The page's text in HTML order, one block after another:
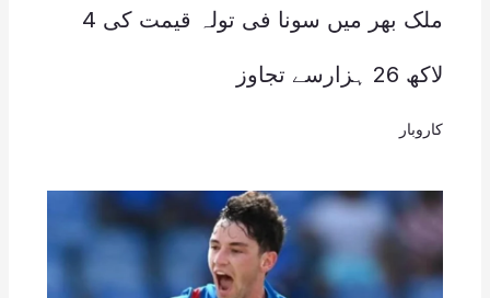
ملک بھر میں سونا فی تولہ قیمت کی 4
لاکھ 26 ہزارسے تجاوز
کاروبار